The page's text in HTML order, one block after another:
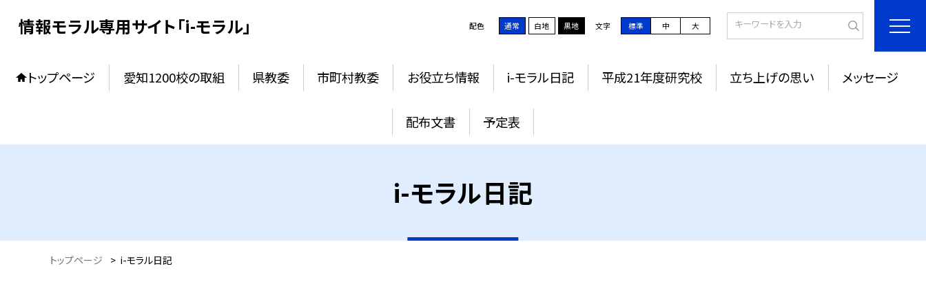
情報モラル専用サイト「i-モラル」 配色 通常 白地 黒地 文字 標準 中 大
トップページ 愛知1200校の取組 県教委 市町村教委 お役立ち情報 i-モラル日記 平成21年度研究校 立ち上げの思い メッセージ
配布文書 予定表
i-モラル日記
トップページ > i-モラル日記